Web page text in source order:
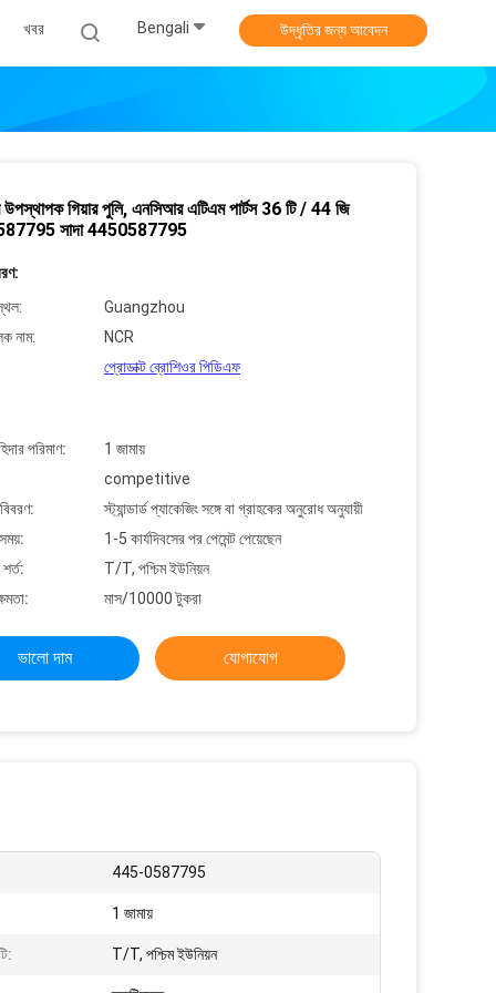
খবর Bengali উদ্ধৃতির জন্য আবেদন
গিয়ার পুলি, এনসিআর এটিএম পার্টস 36 টি / 44 জি
সাদা 4450587795
Guangzhou
নাম:
NCR
প্রোডাক্ট ব্রোশিওর পিডিএফ
পরিমাণ:
1 জামায়
competitive
স্ট্যান্ডার্ড প্যাকেজিং সঙ্গে বা গ্রাহকের অনুরোধ অনুযায়ী
1-5 কার্যদিবসের পর পেমেন্ট পেয়েছেন
T/T, পশ্চিম ইউনিয়ন
মাস/10000 টুকরা
ভালো দাম যোগাযোগ
445-0587795
1 জামায়
T/T, পশ্চিম ইউনিয়ন